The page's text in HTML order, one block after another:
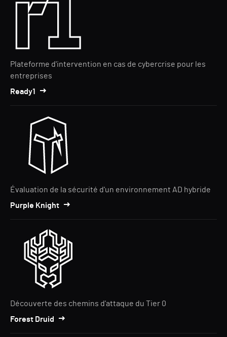
Plateforme d'intervention en cas de cybercrise pour les
entreprises
Ready1
Évaluation de la sécurité d'un environnement AD hybride
Purple Knight
Découverte des chemins d'attaque du Tier 0
Forest Druid